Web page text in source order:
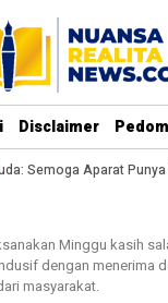
Disclaimer
Hati Nurani Massa
Minggu kasih
dengan menerima
masyarakat.